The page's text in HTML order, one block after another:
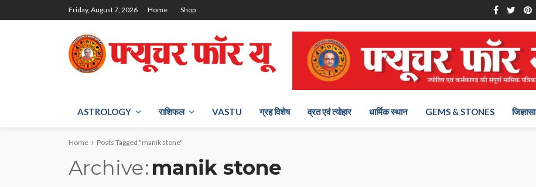
Friday, August 7, 2026 Home Shop
ASTROLOGY राश‍िफल VASTU ग्रह विशेष व्रत एवं त्योहार धार्मिक स्थान GEMS & STONES जिज्ञासा
Home Posts Tagged "manik stone"
Archive manik stone